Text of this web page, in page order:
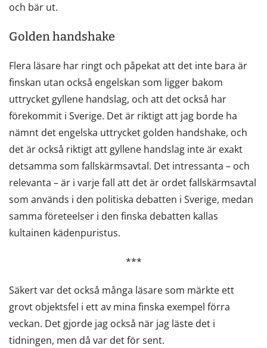
och bär ut.
Golden handshake
Flera läsare har ringt och påpekat att det inte bara är
finskan utan också engelskan som ligger bakom
uttrycket gyllene handslag, och att det också har
förekommit i Sverige. Det är riktigt att jag borde ha
nämnt det engelska uttrycket golden handshake, och
det är också riktigt att gyllene handslag inte är exakt
detsamma som fallskärmsavtal. Det intressanta – och
relevanta – är i varje fall att det är ordet fallskärmsavtal
som används i den politiska debatten i Sverige, medan
samma företeelser i den finska debatten kallas
kultainen kädenpuristus.
***
Säkert var det också många läsare som märkte ett
grovt objektsfel i ett av mina finska exempel förra
veckan. Det gjorde jag också när jag läste det i
tidningen, men då var det för sent.